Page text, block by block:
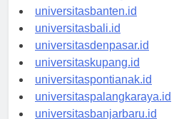
universitasserang.id
universitasbanten.id
universitasbali.id
universitasdenpasar.id
universitaskupang.id
universitaspontianak.id
universitaspalangkaraya.id